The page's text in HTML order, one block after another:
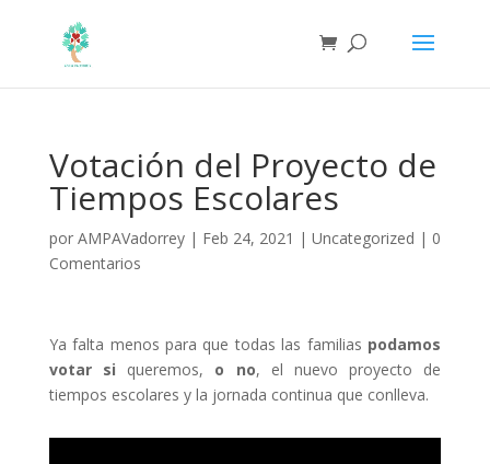
Votación del Proyecto de
Tiempos Escolares
por AMPAVadorrey| Feb 24, 2021 | Uncategorized | 0
Comentarios
Ya falta menos para que todas las familias podamos
votar si queremos, o no, el nuevo proyecto de
tiempos escolares y la jornada continua que conlleva.